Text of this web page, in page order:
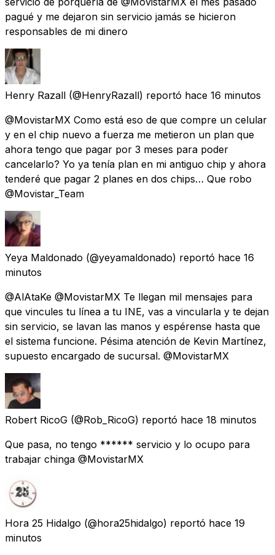
pagué y me dejaron sin servicio jamás se hicieron
responsables de mi dinero
Henry Razall (@HenryRazall) reportó hace 16 minutos
@MovistarMX Como está eso de que compre un celular
y en el chip nuevo a fuerza me metieron un plan que
ahora tengo que pagar por 3 meses para poder
cancelarlo? Yo ya tenía plan en mi antiguo chip y ahora
tenderé que pagar 2 planes en dos chips… Que robo
@Movistar_Team
Yeya Maldonado (@yeyamaldonado) reportó hace 16
minutos
@AlAtaKe @MovistarMX Te llegan mil mensajes para
que vincules tu línea a tu INE, vas a vincularla y te dejan
sin servicio, se lavan las manos y espérense hasta que
el sistema funcione. Pésima atención de Kevin Martínez,
supuesto encargado de sucursal. @MovistarMX
Robert RicoG (@Rob_RicoG) reportó hace 18 minutos
Que pasa, no tengo ****** servicio y lo ocupo para
trabajar chinga @MovistarMX
Hora 25 Hidalgo (@hora25hidalgo) reportó hace 19
minutos